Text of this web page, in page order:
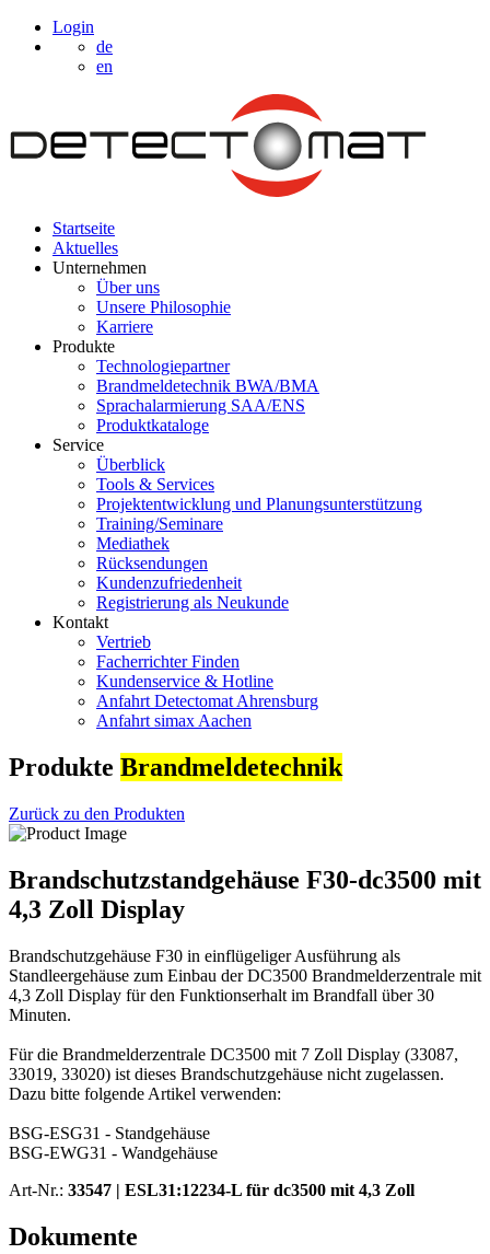
Login
de
en
Startseite
Aktuelles
Unternehmen
Über uns
Unsere Philosophie
Karriere
Produkte
Technologiepartner
Brandmeldetechnik BWA/BMA
Sprachalarmierung SAA/ENS
Produktkataloge
Service
Überblick
Tools & Services
Projektentwicklung und Planungsunterstützung
Training/Seminare
Mediathek
Rücksendungen
Kundenzufriedenheit
Registrierung als Neukunde
Kontakt
Vertrieb
Facherrichter Finden
Kundenservice & Hotline
Anfahrt Detectomat Ahrensburg
Anfahrt simax Aachen
Produkte Brandmeldetechnik
Zurück zu den Produkten
Brandschutzstandgehäuse F30-dc3500 mit
4,3 Zoll Display
Brandschutzgehäuse F30 in einflügeliger Ausführung als
Standleergehäuse zum Einbau der DC3500 Brandmelderzentrale mit
4,3 Zoll Display für den Funktionserhalt im Brandfall über 30
Minuten.
Für die Brandmelderzentrale DC3500 mit 7 Zoll Display (33087,
33019, 33020) ist dieses Brandschutzgehäuse nicht zugelassen.
Dazu bitte folgende Artikel verwenden:
BSG-ESG31 - Standgehäuse
BSG-EWG31 - Wandgehäuse
Art-Nr.: 33547 | ESL31:12234-L für dc3500 mit 4,3 Zoll
Dokumente